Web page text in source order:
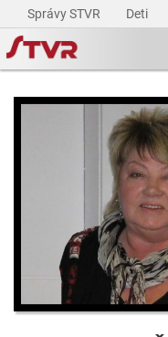
Správy STVR Deti